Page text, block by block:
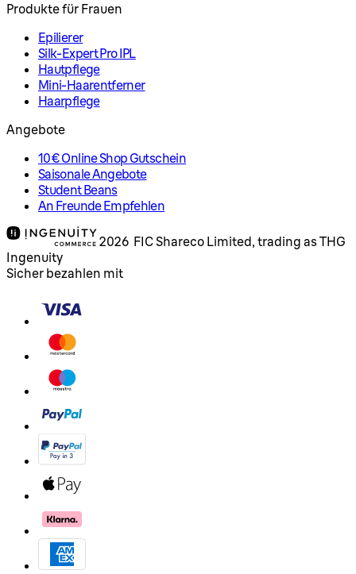
Produkte für Frauen
Epilierer
Silk-Expert Pro IPL
Hautpflege
Mini-Haarentferner
Haarpflege
Angebote
10€ Online Shop Gutschein
Saisonale Angebote
Student Beans
An Freunde Empfehlen
2026 FIC Shareco Limited, trading as THG
Ingenuity
Sicher bezahlen mit